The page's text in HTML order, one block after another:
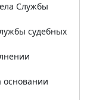
Службы
судебных
основании